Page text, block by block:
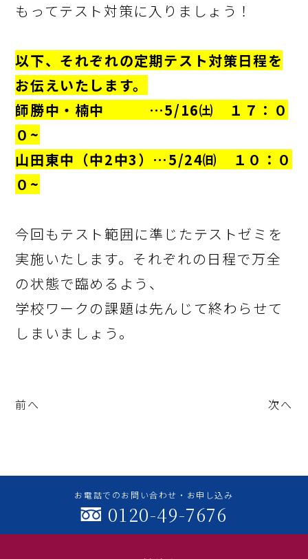
もってテスト対策に入りましょう！
以下、それぞれの定期テスト対策日程を
お伝えいたします。
師勝中・楠中 …5/16㈯ １７：０
０~
山田東中（中2中3）…5/24㈰ １０：０
０~
今回もテスト範囲に準じたテストゼミを
実施いたします。それぞれの日程で万全
の状態で臨めるよう、
学校ワークの課題は先んじて終わらせて
しまいましょう。
前へ 次へ
お電話でのお問い合わせ・お申し込み
0120-49-7676